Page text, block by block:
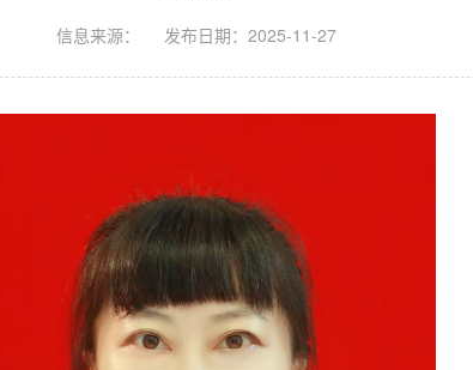
信息来源： 发布日期：2025-11-27